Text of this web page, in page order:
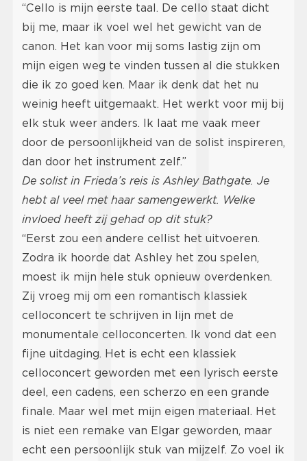
“Cello is mijn eerste taal. De cello staat dicht
bij me, maar ik voel wel het gewicht van de
canon. Het kan voor mij soms lastig zijn om
mijn eigen weg te vinden tussen al die stukken
die ik zo goed ken. Maar ik denk dat het nu
weinig heeft uitgemaakt. Het werkt voor mij bij
elk stuk weer anders. Ik laat me vaak meer
door de persoonlijkheid van de solist inspireren,
dan door het instrument zelf.”
De solist in Frieda’s reis is Ashley Bathgate. Je
hebt al veel met haar samengewerkt. Welke
invloed heeft zij gehad op dit stuk?
“Eerst zou een andere cellist het uitvoeren.
Zodra ik hoorde dat Ashley het zou spelen,
moest ik mijn hele stuk opnieuw overdenken.
Zij vroeg mij om een romantisch klassiek
celloconcert te schrijven in lijn met de
monumentale celloconcerten. Ik vond dat een
fijne uitdaging. Het is echt een klassiek
celloconcert geworden met een lyrisch eerste
deel, een cadens, een scherzo en een grande
finale. Maar wel met mijn eigen materiaal. Het
is niet een remake van Elgar geworden, maar
echt een persoonlijk stuk van mijzelf. Zo voel ik